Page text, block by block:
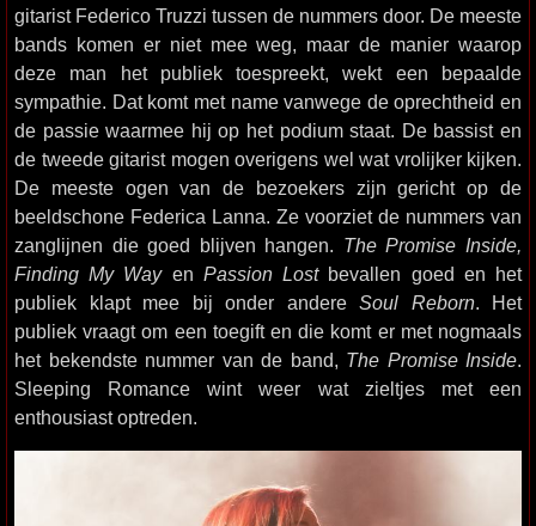
gitarist Federico Truzzi tussen de nummers door. De meeste
bands komen er niet mee weg, maar de manier waarop
deze man het publiek toespreekt, wekt een bepaalde
sympathie. Dat komt met name vanwege de oprechtheid en
de passie waarmee hij op het podium staat. De bassist en
de tweede gitarist mogen overigens wel wat vrolijker kijken.
De meeste ogen van de bezoekers zijn gericht op de
beeldschone Federica Lanna. Ze voorziet de nummers van
zanglijnen die goed blijven hangen. The Promise Inside,
Finding My Wayen Passion Lostbevallen goed en het
publiek klapt mee bij onder andere Soul Reborn. Het
publiek vraagt om een toegift en die komt er met nogmaals
het bekendste nummer van de band, The Promise Inside.
Sleeping Romance wint weer wat zieltjes met een
enthousiast optreden.